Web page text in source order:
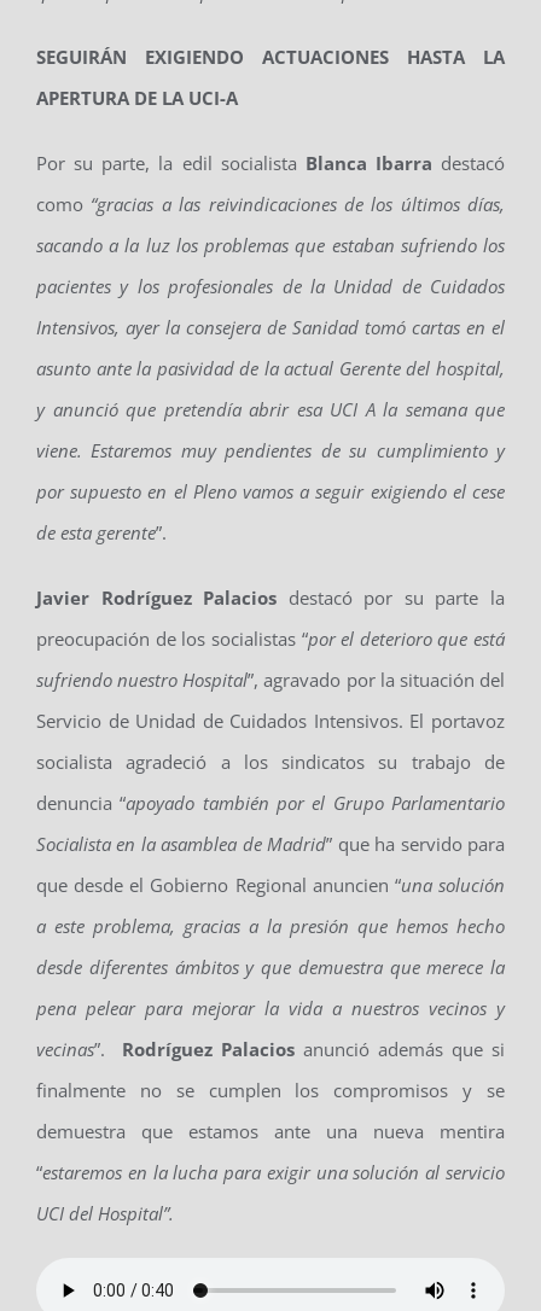
SEGUIRÁN EXIGIENDO ACTUACIONES HASTA LA
APERTURA DE LA UCI-A
Por su parte, la edil socialista Blanca Ibarra destacó
como “gracias a las reivindicaciones de los últimos días,
sacando a la luz los problemas que estaban sufriendo los
pacientes y los profesionales de la Unidad de Cuidados
Intensivos, ayer la consejera de Sanidad tomó cartas en el
asunto ante la pasividad de la actual Gerente del hospital,
y anunció que pretendía abrir esa UCI A la semana que
viene. Estaremos muy pendientes de su cumplimiento y
por supuesto en el Pleno vamos a seguir exigiendo el cese
de esta gerente”.
Javier Rodríguez Palacios destacó por su parte la
preocupación de los socialistas “por el deterioro que está
sufriendo nuestro Hospital”, agravado por la situación del
Servicio de Unidad de Cuidados Intensivos. El portavoz
socialista agradeció a los sindicatos su trabajo de
denuncia “apoyado también por el Grupo Parlamentario
Socialista en la asamblea de Madrid” que ha servido para
que desde el Gobierno Regional anuncien “una solución
a este problema, gracias a la presión que hemos hecho
desde diferentes ámbitos y que demuestra que merece la
pena pelear para mejorar la vida a nuestros vecinos y
vecinas”. Rodríguez Palacios anunció además que si
finalmente no se cumplen los compromisos y se
demuestra que estamos ante una nueva mentira
“estaremos en la lucha para exigir una solución al servicio
UCI del Hospital”.